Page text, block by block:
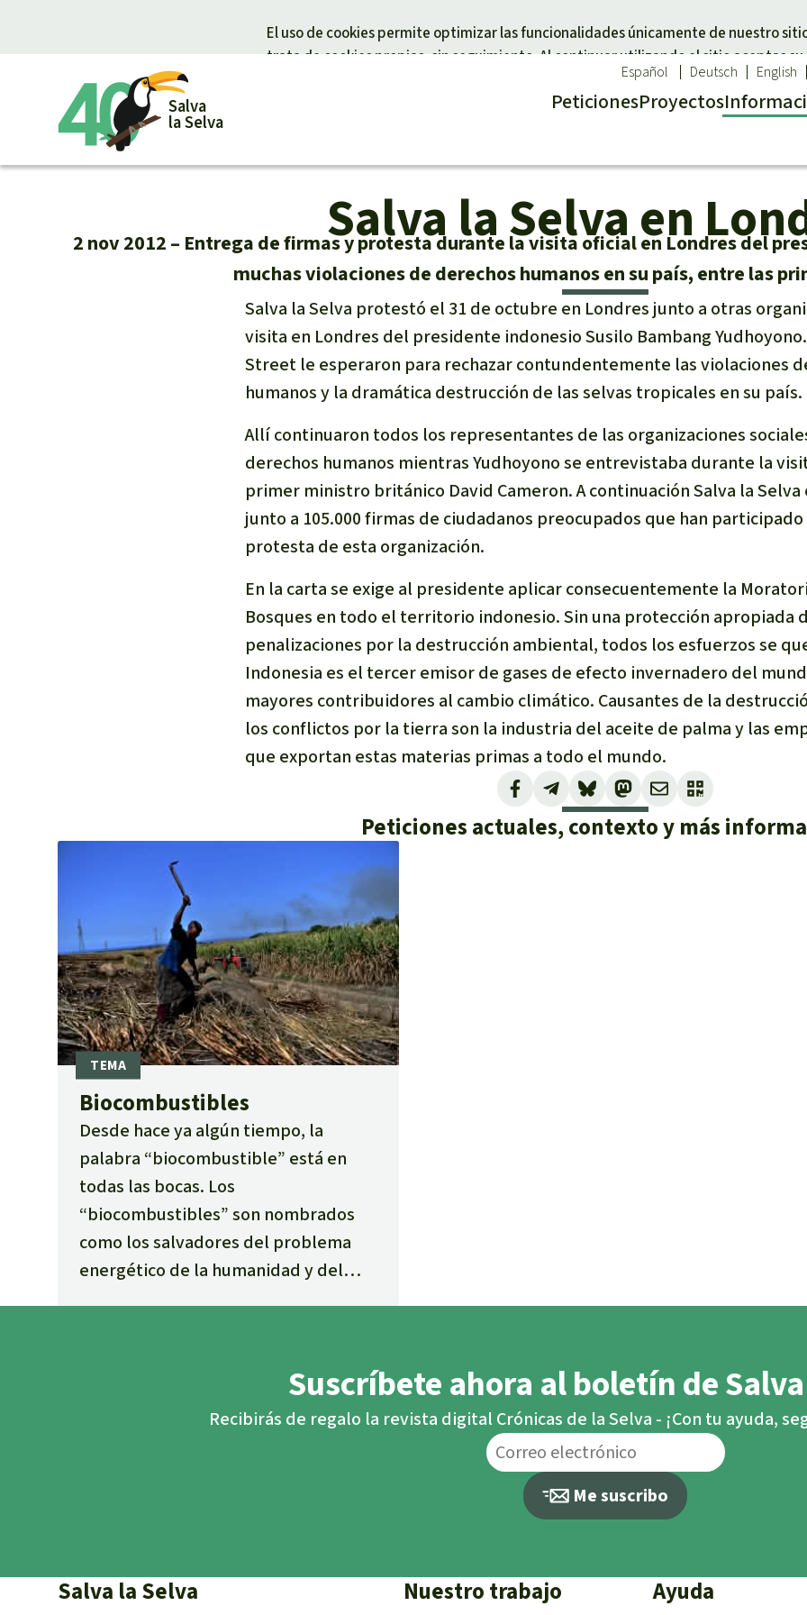
El uso de cookies permite optimizar las funcionalidades únicamente de nuestro
trata de cookies propias, sin seguimiento. Al continuar utilizando el sitio aceptas su
Salva
la Selva
PeticionesProyectosInfo
Éxitos y Noticias
Suscribirme al boletín
Temas
Clima
Madera tropical
Biodiversidad
Selva tropical
Derechos de la Naturaleza
Bioenergía
Agua
Minería
Agrotoxicos
Aceite de palma
REDD
Indígena
Granjas Industriales
Para niñas y niños
Defensoras y Defensores
Español Deutsch English
Donación general
Urgen donaciones
Certificados de donación
Donar para un tema
Bienestar animal
Defensa de la selva
Defensoras y defensores de la
selva
Donar para una región
Sudeste de Asia
África
Latinoamérica
Salva la Selva en
2 nov 2012
Entrega de firmas y protesta durante la visita oficial en Londres del
muchas violaciones de derechos humanos en su país, entre las
Salva la Selva protestó el 31 de octubre en Londres junto a otras
visita en Londres del presidente indonesio Susilo Bambang
Street le esperaron para rechazar contundentemente las violaciones
humanos y la dramática destrucción de las selvas tropicales en su país.
Allí continuaron todos los representantes de las organizaciones
derechos humanos mientras Yudhoyono se entrevistaba durante la
primer ministro británico David Cameron. A continuación Salva la
junto a 105.000 firmas de ciudadanos preocupados que han participado
protesta de esta organización.
En la carta se exige al presidente aplicar consecuentemente la
Bosques en todo el territorio indonesio. Sin una protección apropiada
penalizaciones por la destrucción ambiental, todos los esfuerzos se
Indonesia es el tercer emisor de gases de efecto invernadero del
mayores contribuidores al cambio climático. Causantes de la
los conflictos por la tierra son la industria del aceite de palma y las
que exportan estas materias primas a todo el mundo.
Peticiones actuales, contexto y más
Biocombustibles
Desde hace ya algún tiempo, la
palabra “biocombustible” está en
todas las bocas. Los
“biocombustibles” son nombrados
como los salvadores del problema
energético de la humanidad y del
desarrollo económico de los países
del Sur. ¿Llegó por fin una “era del
Suscríbete ahora al boletín de
Recibirás de regalo la revista digital Crónicas de la Selva - ¡Con tu ayuda,
Me suscribo
Salva la Selva Nuestro trabajo Ayuda